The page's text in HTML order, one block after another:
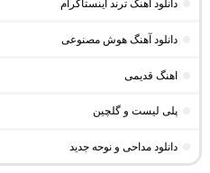
دانلود آهنگ ترند اینستاگرام
دانلود آهنگ هوش مصنوعی
اهنگ قدیمی
پلی لیست و گلچین
دانلود مداحی و نوحه جدید